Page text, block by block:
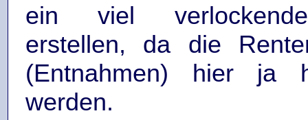
ein viel
erstellen, da die
(Entnahmen) hier ja
werden.